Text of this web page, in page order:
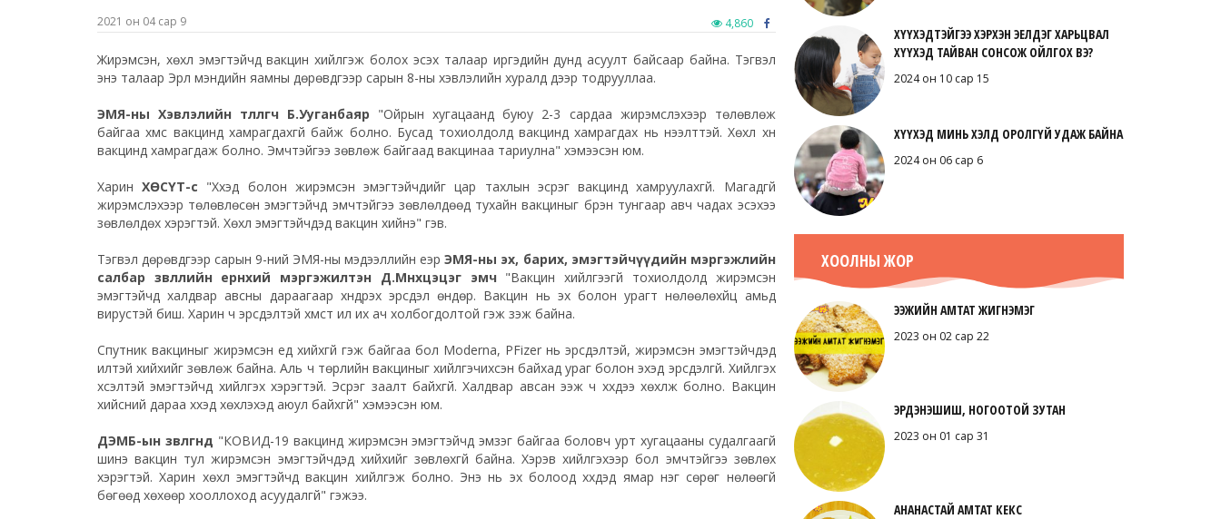
2021 он 04 сар 9 4,860
Жирэмсэн, хөхүүл эмэгтэйчүүд вакцин хийлгэж болох эсэх талаар иргэдийн дунд асуулт байсаар байна. Тэгвэл
энэ талаар Эрүүл мэндийн яамны дөрөвдүгээр сарын 8-ны хэвлэлийн хуралд дээр тодрууллаа.
ЭМЯ-ны Хэвлэлийн төлөөлөгч Б.Ууганбаяр "Ойрын хугацаанд буюу 2-3 сардаа жирэмслэхээр төлөвлөж
байгаа хүмүүс вакцинд хамрагдахгүй байж болно. Бусад тохиолдолд вакцинд хамрагдах нь нээлттэй. Хөхүүл хүн
вакцинд хамрагдаж болно. Эмчтэйгээ зөвлөж байгаад вакцинаа тариулна" хэмээсэн юм.
ХаринХӨСҮТ-өөс "Хүүхэд болон жирэмсэн эмэгтэйчүүдийг цар тахлын эсрэг вакцинд хамруулахгүй. Магадгүй
жирэмслэхээр төлөвлөсөн эмэгтэйчүүд эмчтэйгээ зөвлөлдөөд тухайн вакциныг бүрэн тунгаар авч чадах эсэхээ
зөвлөлдөх хэрэгтэй. Хөхүүл эмэгтэйчүүдэд вакцин хийнэ" гэв.
Тэгвэл дөрөвдүгээр сарын 9-ний ЭМЯ-ны мэдээллийн үеэрЭМЯ-ны эх, барих, эмэгтэйчүүдийн мэргэжлийн
салбар зөвлөлийн ерөнхий мэргэжилтэн​ Д.Мөнхцэцэг эмч "Вакцин хийлгээгүй тохиолдолд жирэмсэн
эмэгтэйчүүд халдвар авсны дараагаар хүндрэх эрсдэл өндөр. Вакцин нь эх болон урагт нөлөөлөхүйц амьд
вирустэй биш. Харин ч эрсдэлтэй хүмүүст илүү их ач холбогдолтой гэж үзэж байна.
Спутник вакциныг жирэмсэн үед хийхгүй гэж байгаа бол Moderna, PFizer нь эрсдэлтэй, жирэмсэн эмэгтэйчүүдэд
илүүтэй хийхийг зөвлөж байна. Аль ч төрлийн вакциныг хийлгэчихсэн байхад ураг болон эхэд эрсдэлгүй. Хийлгэх
хүсэлтэй эмэгтэйчүүд хийлгэх хэрэгтэй. Эсрэг заалт байхгүй. Халдвар авсан ээж ч хүүхдээ хөхүүлж болно. Вакцин
хийсний дараа хүүхэд хөхүүлэхэд аюул байхгүй" хэмээсэн юм.
ДЭМБ-ын зөвлөгөөнд "КОВИД-19 вакцинд жирэмсэн эмэгтэйчүүд эмзэг байгаа боловч урт хугацааны судалгаагүй
шинэ вакцин тул жирэмсэн эмэгтэйчүүдэд хийхийг зөвлөхгүй байна. Хэрэв хийлгэхээр бол эмчтэйгээ зөвлөх
хэрэгтэй. Харин хөхүүл эмэгтэйчүүд вакцин хийлгэж болно. Энэ нь эх болоод хүүхдэд ямар нэг сөрөг нөлөөгүй
бөгөөд хөхөөр хооллоход асуудалгүй" гэжээ.
ХҮҮХЭДТЭЙГЭЭ ХЭРХЭН ЭЕЛДЭГ ХАРЬЦВАЛ
ХҮҮХЭД ТАЙВАН СОНСОЖ ОЙЛГОХ ВЭ?
2024 он 10 сар 15
ХҮҮХЭД МИНЬ ХЭЛД ОРОЛГҮЙ УДАЖ БАЙНА
2024 он 06 сар 6
ХООЛНЫ ЖОР
ЭЭЖИЙН АМТАТ ЖИГНЭМЭГ
2023 он 02 сар 22
ЭРДЭНЭШИШ, НОГООТОЙ ЗУТАН
2023 он 01 сар 31
АНАНАСТАЙ АМТАТ КЕКС